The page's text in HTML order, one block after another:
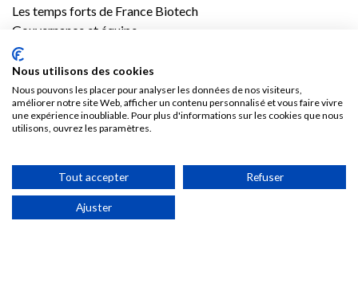
Les temps forts de France Biotech
Gouvernance et équipe
Contenus
Vidéos
Publications
Les communiqués France Biotech
Les communiqués des Adhérents
Kit médias
Adhésion
Les avantages d’adhérer à France Biotech
Accès adhérent
Nous utilisons des cookies
Nous pouvons les placer pour analyser les données de nos visiteurs,
améliorer notre site Web, afficher un contenu personnalisé et vous faire vivre
une expérience inoubliable. Pour plus d'informations sur les cookies que nous
utilisons, ouvrez les paramètres.
Tout accepter Refuser
Ajuster